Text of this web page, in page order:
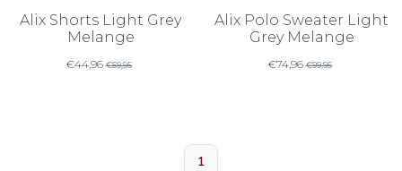
Alix Shorts Light Grey
Melange
€44,96€59,95
Alix Polo Sweater Light
Grey Melange
€74,96€99,95
1